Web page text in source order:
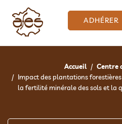
ADHÉRER
Accueil
Centre
Impact des plantations
la fertilité minérale des sols et la